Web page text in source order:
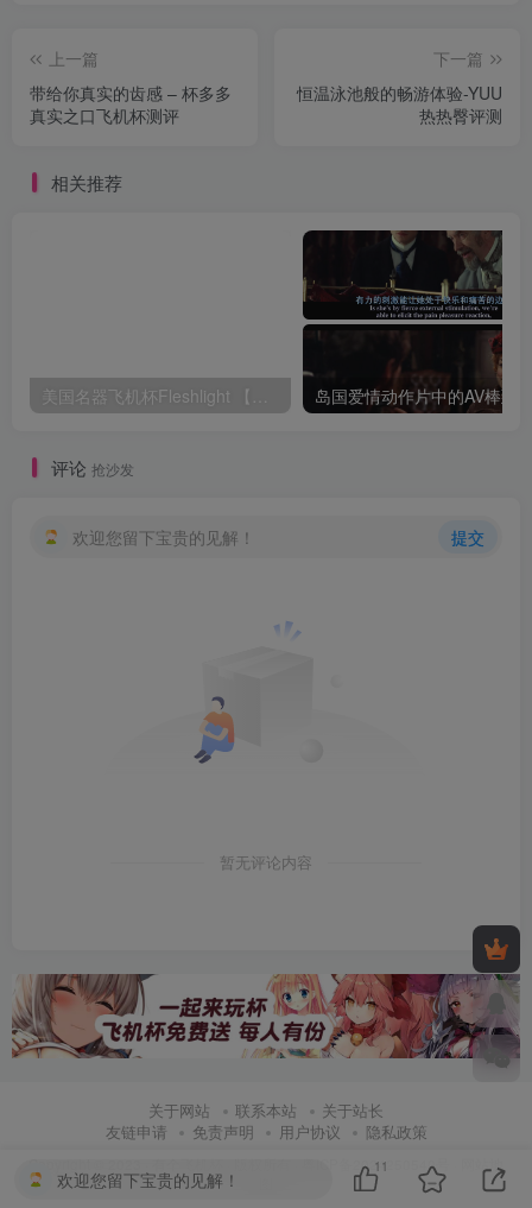
上一篇
带给你真实的齿感 – 杯多多
真实之口飞机杯测评
下一篇
恒温泳池般的畅游体验-YUU
热热臀评测
相关推荐
评论 抢沙发
欢迎您留下宝贵的见解！ 提交
暂无评论内容
关于网站 联系本站
关于站长
友链申请
免责声明 用户协议 隐私政策
粤ICP备2024250540号
网站地
欢迎您留下宝贵的见解！
11